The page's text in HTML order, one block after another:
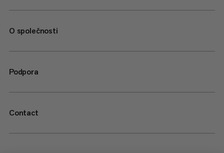
O společnosti
Podpora
Contact